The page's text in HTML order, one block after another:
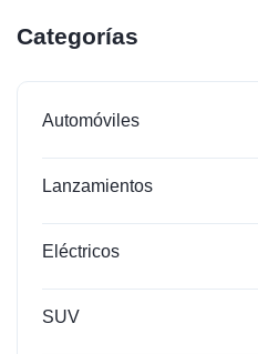
Categorías
Automóviles
Lanzamientos
Eléctricos
SUV